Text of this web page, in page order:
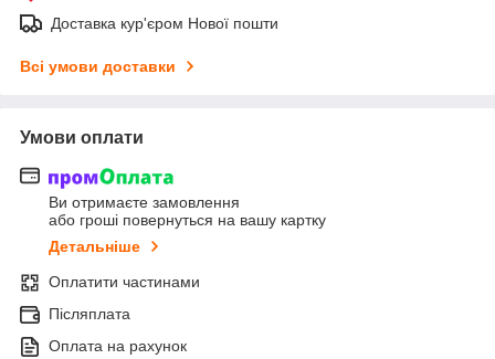
Доставка кур'єром Нової пошти
Всі умови доставки
Умови оплати
Ви отримаєте замовлення
або гроші повернуться на вашу картку
Детальніше
Оплатити частинами
Післяплата
Оплата на рахунок